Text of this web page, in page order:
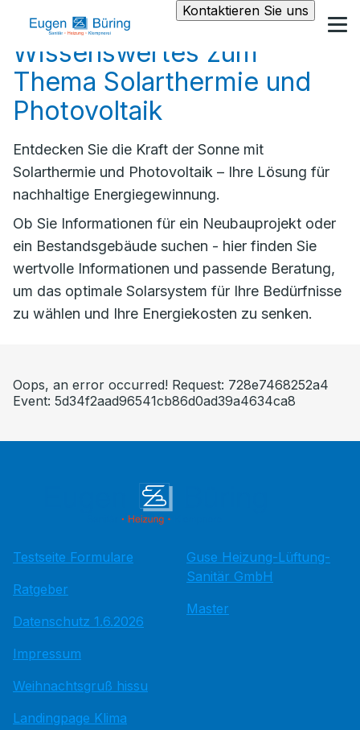
Kontaktieren Sie uns
Wissenswertes zum
Thema Solarthermie und
Photovoltaik
Entdecken Sie die Kraft der Sonne mit
Solarthermie und Photovoltaik – Ihre Lösung für
nachhaltige Energiegewinnung.
Ob Sie Informationen für ein Neubauprojekt oder
ein Bestandsgebäude suchen - hier finden Sie
wertvolle Informationen und passende Beratung,
um das optimale Solarsystem für Ihre Bedürfnisse
zu wählen und Ihre Energiekosten zu senken.
Oops, an error occurred! Request: 728e7468252a4
Event: 5d34f2aad96541cb86d0ad39a4634ca8
Testseite Formulare
Ratgeber
Datenschutz 1.6.2026
Impressum
Weihnachtsgruß hissu
Landingpage Klima
Guse Heizung-Lüftung-
Sanitär GmbH
Master